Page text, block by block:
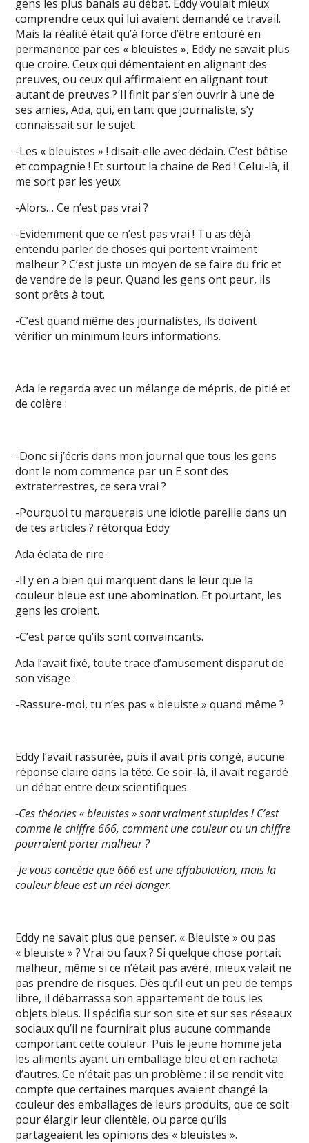
gens les plus banals au débat. Eddy voulait mieux
comprendre ceux qui lui avaient demandé ce travail.
Mais la réalité était qu’à force d’être entouré en
permanence par ces « bleuistes », Eddy ne savait plus
que croire. Ceux qui démentaient en alignant des
preuves, ou ceux qui affirmaient en alignant tout
autant de preuves ? Il finit par s’en ouvrir à une de
ses amies, Ada, qui, en tant que journaliste, s’y
connaissait sur le sujet.
-Les « bleuistes » ! disait-elle avec dédain. C’est bêtise
et compagnie ! Et surtout la chaine de Red ! Celui-là, il
me sort par les yeux.
-Alors… Ce n’est pas vrai ?
-Evidemment que ce n’est pas vrai ! Tu as déjà
entendu parler de choses qui portent vraiment
malheur ? C’est juste un moyen de se faire du fric et
de vendre de la peur. Quand les gens ont peur, ils
sont prêts à tout.
-C’est quand même des journalistes, ils doivent
vérifier un minimum leurs informations.
Ada le regarda avec un mélange de mépris, de pitié et
de colère :
-Donc si j’écris dans mon journal que tous les gens
dont le nom commence par un E sont des
extraterrestres, ce sera vrai ?
-Pourquoi tu marquerais une idiotie pareille dans un
de tes articles ? rétorqua Eddy
Ada éclata de rire :
-Il y en a bien qui marquent dans le leur que la
couleur bleue est une abomination. Et pourtant, les
gens les croient.
-C’est parce qu’ils sont convaincants.
Ada l’avait fixé, toute trace d’amusement disparut de
son visage :
-Rassure-moi, tu n’es pas « bleuiste » quand même ?
Eddy l’avait rassurée, puis il avait pris congé, aucune
réponse claire dans la tête. Ce soir-là, il avait regardé
un débat entre deux scientifiques.
-Ces théories « bleuistes » sont vraiment stupides ! C’est
comme le chiffre 666, comment une couleur ou un chiffre
pourraient porter malheur ?
-Je vous concède que 666 est une affabulation, mais la
couleur bleue est un réel danger.
Eddy ne savait plus que penser. « Bleuiste » ou pas
« bleuiste » ? Vrai ou faux ? Si quelque chose portait
malheur, même si ce n’était pas avéré, mieux valait ne
pas prendre de risques. Dès qu’il eut un peu de temps
libre, il débarrassa son appartement de tous les
objets bleus. Il spécifia sur son site et sur ses réseaux
sociaux qu’il ne fournirait plus aucune commande
comportant cette couleur. Puis le jeune homme jeta
les aliments ayant un emballage bleu et en racheta
d’autres. Ce n’était pas un problème : il se rendit vite
compte que certaines marques avaient changé la
couleur des emballages de leurs produits, que ce soit
pour élargir leur clientèle, ou parce qu’ils
partageaient les opinions des « bleuistes ».